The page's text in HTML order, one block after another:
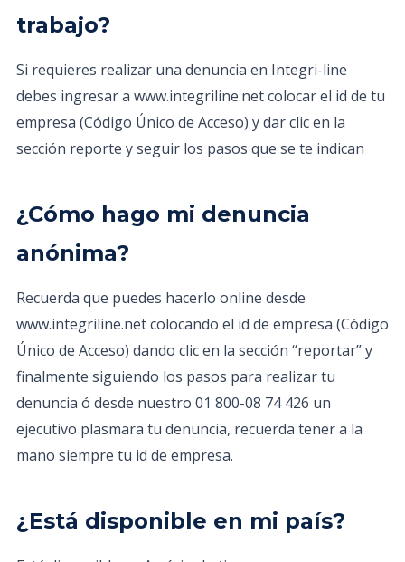
trabajo?
Si requieres realizar una denuncia en Integri-line
debes ingresar a www.integriline.net colocar el id de tu
empresa (Código Único de Acceso) y dar clic en la
sección reporte y seguir los pasos que se te indican
¿Cómo hago mi denuncia
anónima?
Recuerda que puedes hacerlo online desde
www.integriline.net colocando el id de empresa (Código
Único de Acceso) dando clic en la sección “reportar” y
finalmente siguiendo los pasos para realizar tu
denuncia ó desde nuestro 01 800-08 74 426 un
ejecutivo plasmara tu denuncia, recuerda tener a la
mano siempre tu id de empresa.
¿Está disponible en mi país?